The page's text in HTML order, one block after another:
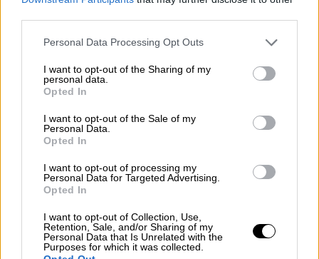
Please note that this website/app uses one or more Google
not limited to your visit or usage behaviour. You may click to
grant or deny consent to Google and its third-party tags to
use your data for below specified purposes in below Google
consent section.
Personal Data Processing Opt Outs
I want to opt-out of the Sharing of my
personal data.
Opted In
I want to opt-out of the Sale of my
Personal Data.
Opted In
I want to opt-out of processing my
Personal Data for Targeted Advertising.
Opted In
I want to opt-out of Collection, Use,
Retention, Sale, and/or Sharing of my
Personal Data that Is Unrelated with the
Purposes for which it was collected.
Κωλέττης μίλησε το πρωί της Παρασκευής
(31/5) στην εκπομπή «Super Κατερίνα» και
ανέφερε ότι μέσα στο ποσό της
συνυπολογίζονται και ποσά που έχασε λόγω
του ότι για μεγάλο διάστημα δεν μπορούσε
να εργαστεί.